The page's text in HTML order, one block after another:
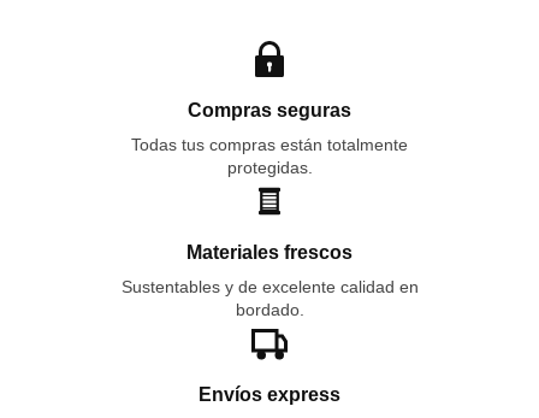
Compras seguras
Todas tus compras están totalmente
protegidas.
Materiales frescos
Sustentables y de excelente calidad en
bordado.
Envíos express